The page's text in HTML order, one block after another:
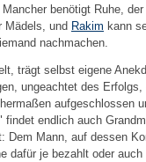
benötigt Ruhe,
Mädels, und Rakim kann
nachmachen.
trägt selbst eigene
ungeachtet des
aufgeschlossen
findet endlich auch
Dem Mann, auf dessen
dafür je bezahlt oder